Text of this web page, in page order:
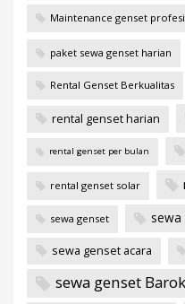
Maintenance genset
paket sewa genset harian
Rental Genset Berkualitas
rental genset harian
rental genset per bulan
rental genset solar
sewa genset
sewa genset acara
sewa genset